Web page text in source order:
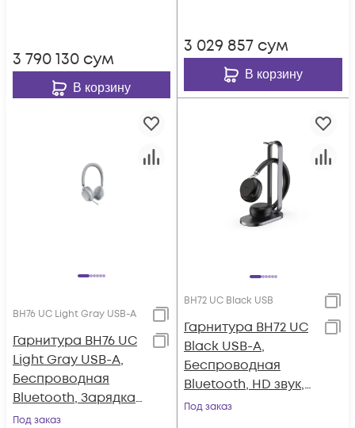
3 790 130 сум
В корзину
3 029 857 сум
В корзину
BH76 UC Light Gray USB-A
Гарнитура BH76 UC
Light Gray USB-A,
Беспроводная
Bluetooth, Зарядка
Qi, HD звук,
Под заказ
BH72 UC Black USB
Гарнитура BH72 UC
Black USB-A,
Беспроводная
Bluetooth, HD звук,
Зарядка Qi,
Под заказ